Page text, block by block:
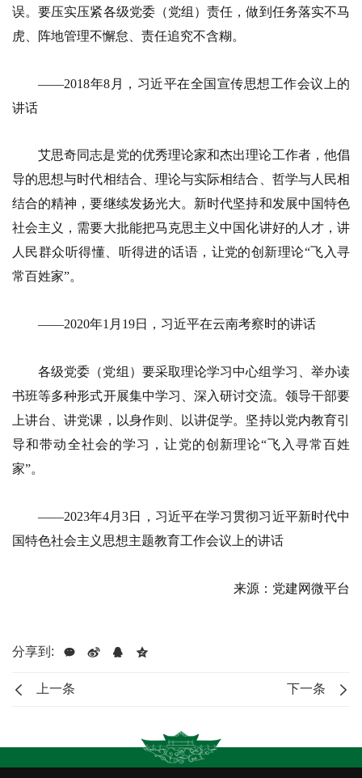
误。要压实压紧各级党委（党组）责任，做到任务落实不马
虎、阵地管理不懈怠、责任追究不含糊。
——2018年8月，习近平在全国宣传思想工作会议上的
讲话
艾思奇同志是党的优秀理论家和杰出理论工作者，他倡
导的思想与时代相结合、理论与实际相结合、哲学与人民相
结合的精神，要继续发扬光大。新时代坚持和发展中国特色
社会主义，需要大批能把马克思主义中国化讲好的人才，讲
人民群众听得懂、听得进的话语，让党的创新理论“飞入寻
常百姓家”。
——2020年1月19日，习近平在云南考察时的讲话
各级党委（党组）要采取理论学习中心组学习、举办读
书班等多种形式开展集中学习、深入研讨交流。领导干部要
上讲台、讲党课，以身作则、以讲促学。坚持以党内教育引
导和带动全社会的学习，让党的创新理论“飞入寻常百姓
家”。
——2023年4月3日，习近平在学习贯彻习近平新时代中
国特色社会主义思想主题教育工作会议上的讲话
来源：党建网微平台
分享到:
上一条 下一条